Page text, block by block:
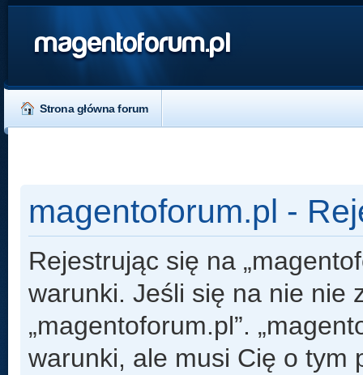
magentoforum.pl
Strona główna forum
magentoforum.pl -
Rejestrując się na
warunki. Jeśli się na nie nie
„magentoforum.pl”.
warunki, ale musi Cię o tym